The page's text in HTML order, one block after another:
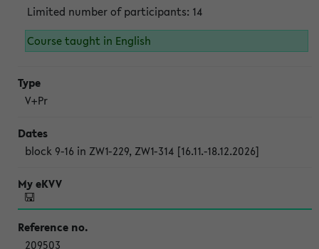
Limited number of participants: 14
Course taught in English
V+Pr
block 9-16 in ZW1-229, ZW1-314 [16.11.-18.12.2026]
209503